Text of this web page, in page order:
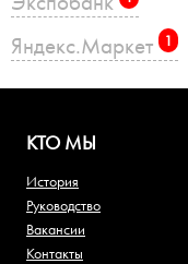
Яндекс.Маркет 1
КТО МЫ
История
Руководство
Вакансии
Контакты